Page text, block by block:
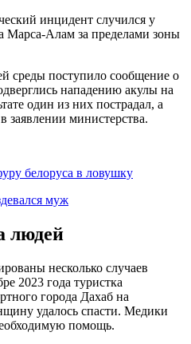
инцидент случился у
Марса-Алам за пределами зоны
среды поступило сообщение о
нападению акулы на
один из них пострадал, а
заявлении министерства.
белоруса в ловушку
муж
людей
несколько случаев
2023 года туристка
города Дахаб на
удалось спасти. Медики
помощь.